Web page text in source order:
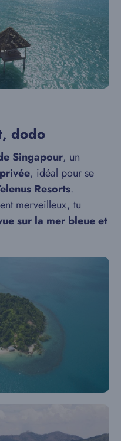
dodo
Singapour, un
, idéal pour se
Resorts.
merveilleux, tu
sur la mer bleue et